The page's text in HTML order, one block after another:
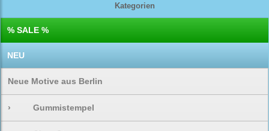
Kategorien
% SALE %
NEU
Neue Motive aus Berlin
› Gummistempel